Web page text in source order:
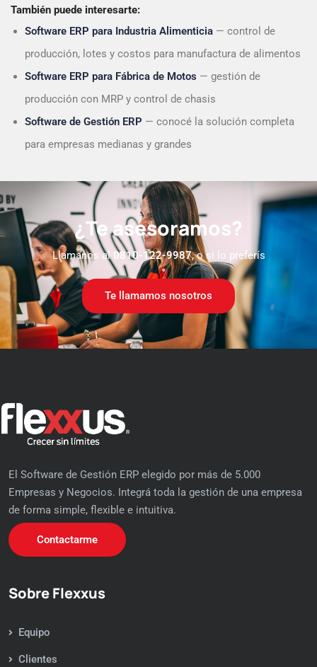
También puede interesarte:
Software ERP para Industria Alimenticia — control de
producción, lotes y costos para manufactura de alimentos
Software ERP para Fábrica de Motos — gestión de
producción con MRP y control de chasis
Software de Gestión ERP — conocé la solución completa
para empresas medianas y grandes
¿Te asesoramos?
Llamanos al 0810-122-9987, o si lo preferís
Te llamamos nosotros
El Software de Gestión ERP elegido por más de 5.000
Empresas y Negocios. Integrá toda la gestión de una empresa
de forma simple, flexible e intuitiva.
Contactarme
Sobre Flexxus
Equipo
Clientes